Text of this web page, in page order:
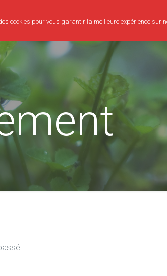
cookies pour vous garantir la meilleure expérience sur